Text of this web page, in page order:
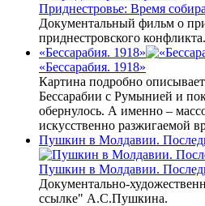
Приднестровье: Время
Документальный фильм о
приднестровского конфликта.
«Бессарабия. 1918»
«Бессарабия. 1918»
Картина подробно
Бессарабии с Румынией и
обернулось. А именно –
искусственно разжигаемой
Пушкин в Молдавии.
Пушкин в Молдавии.
Документально-
ссылке" А.С.Пушкина.